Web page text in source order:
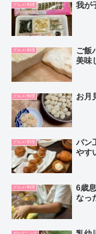
グルメ/ 料理 我が
グルメ/ 料理
ご飯
美味
グルメ/ 料理 お月
グルメ/ 料理
パン
やす
グルメ/ 料理
6歳
なっ